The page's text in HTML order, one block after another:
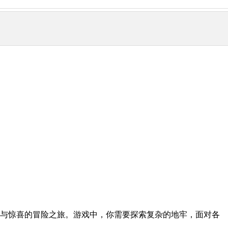
惊喜的冒险之旅。游戏中，你需要探索复杂的地牢，面对各